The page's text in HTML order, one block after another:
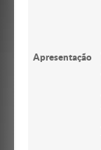
Apresentação